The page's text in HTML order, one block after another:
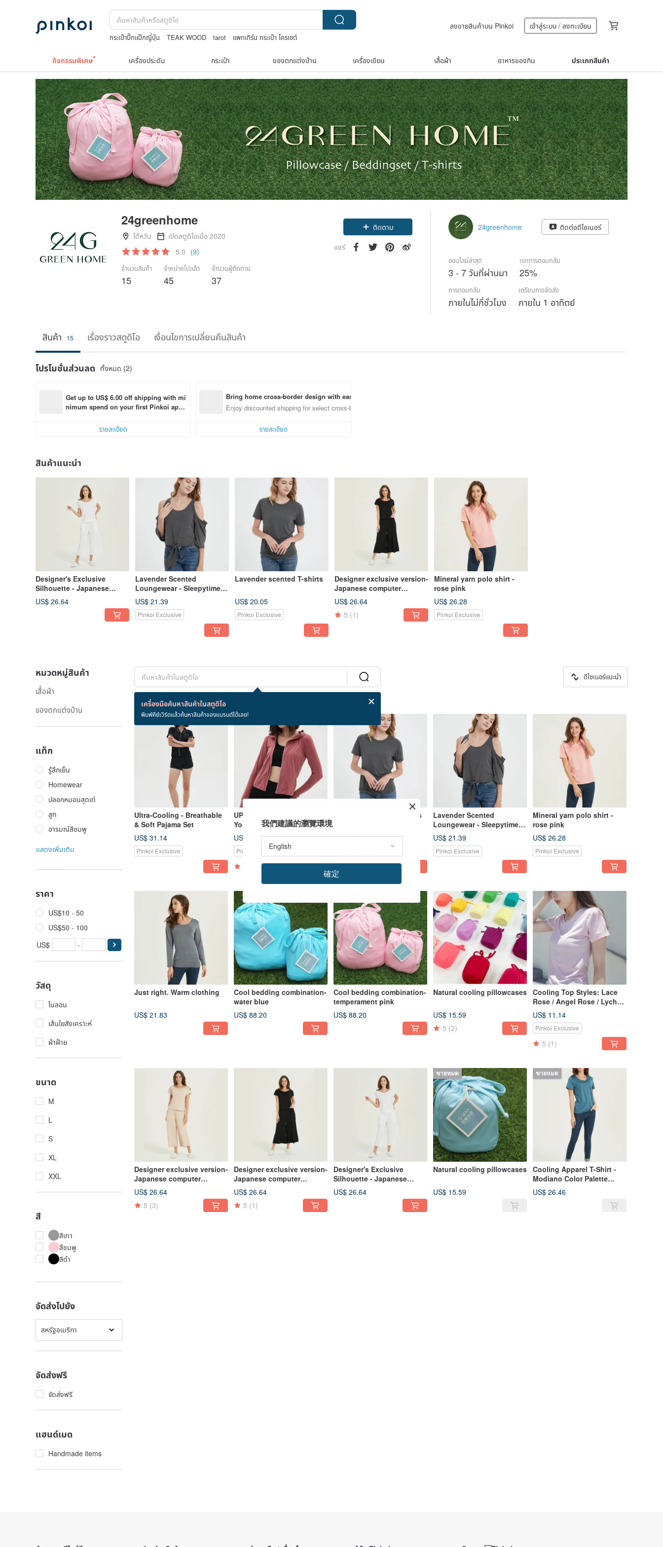
กระเป๋าปิ๊กแป๊กญี่ปุ่น TEAK WOOD tarot
แพทเทิร์น กระเป๋า โครเชต์
ลงขายสินค้าบน Pinkoi เข้าสู่ระบบ / ลงทะเบียน
กิจกรรมพิเศษ เครื่องประดับ กระเป๋า ของตกแต่งบ้าน เครื่องเขียน เสื้อผ้า อาหารของกิน ประเภทสินค้า
24greenhome
ไต้หวัน
เปิดสตูดิโอเมื่อ 2020
5.0 (9)
จำนวนสินค้า
15
จำหน่ายไปแล้ว
45
จำนวนผู้ติดตาม
37
ติดตาม
แชร์
24greenhome ติดต่อดีไซเนอร์
ออนไลน์ล่าสุด
3 - 7 วันที่ผ่านมา
เรทการตอบกลับ
25%
การตอบกลับ
ภายในไม่กี่ชั่วโมง
เตรียมการจัดส่ง
ภายใน 1 อาทิตย์
สินค้า 15 เรื่องราวสตูดิโอ เงื่อนไขการเปลี่ยนคืนสินค้า
โปรโมชั่นส่วนลด ทั้งหมด (2)
Get up to US$ 6.00 off shipping with mi
nimum spend on your first Pinkoi app
รายละเอียด
Bring home cross-border design with ease
Enjoy discounted shipping for select cross-border items
รายละเอียด
สินค้าแนะนำ
Designer's Exclusive
Silhouette - Japanese
Computer Jacquard
Loungewear - Pure White
US$ 26.64
Lavender Scented
Loungewear - Sleepytime
Tie-Front Top / Wearable
Anywhere.
US$ 21.39
Pinkoi Exclusive
Lavender scented T-shirts
US$ 20.05
Pinkoi Exclusive
Designer exclusive version-
Japanese computer
jacquard home wear-wizard
black
US$ 26.64
5 (1)
Mineral yarn polo shirt -
rose pink
US$ 26.28
Pinkoi Exclusive
หมวดหมู่สินค้า
เสื้อผ้า
ของตกแต่งบ้าน
แท็ก
รู้สึกเย็น
Homewear
ปลอกหมอนสุดเท่
สูท
อารมณ์สีชมพู
แสดงเพิ่มเติม
ราคา
US$10 - 50
US$50 - 100
US$
-
วัสดุ
ไนลอน
เส้นใยสังเคราะห์
ผ้าฝ้าย
ขนาด
M
L
S
XL
XXL
สี
สีเทา
สึชมพู
สีดำ
จัดส่งไปยัง
สหรัฐอเมริกา
จัดส่งฟรี
จัดส่งฟรี
แฮนด์เมด
Handmade items
เครื่องมือค้นหาสินค้าในสตูดิโอ
พิมพ์คีย์เวิร์ดแล้วค้นหาสินค้าของแบรนด์ได้เลย!
ดีไซเนอร์แนะนำ
สินค้า 15 ชิ้น
Ultra-Cooling - Breathable
& Soft Pajama Set
US$ 31.14
Pinkoi Exclusive
UPF 50 + Cooling Matte
Yoga Hoodie - White / Dry
rose
US$ 44.10
Pinkoi Exclusive
Lavender scented T-shirts
US$ 20.05
Lavender Scented
Loungewear - Sleepytime
Tie-Front Top / Wearable
Anywhere.
US$ 21.39
Pinkoi Exclusive
Mineral yarn polo shirt -
rose pink
US$ 26.28
Pinkoi Exclusive
Just right. Warm clothing
US$ 21.83
Cool bedding combination-
water blue
US$ 88.20
Cool bedding combination-
temperament pink
US$ 88.20
Natural cooling pillowcases
US$ 15.59
5 (2)
Cooling Top Styles: Lace
Rose / Angel Rose / Lychee
Rose / Shell Powder / Dry
Rose
US$ 11.14
Pinkoi Exclusive
5 (1)
Designer exclusive version-
Japanese computer
jacquard home service-milk
tea color
US$ 26.64
5 (3)
Designer exclusive version-
Japanese computer
jacquard home wear-wizard
black
US$ 26.64
5 (1)
Designer's Exclusive
Silhouette - Japanese
Computer Jacquard
Loungewear - Pure White
US$ 26.64
ขายหมด
Natural cooling pillowcases
US$ 15.59
ขายหมด
Cooling Apparel T-Shirt -
Modiano Color Palette
Custom Dyeing ~ Divine
Grey-Blue - M Size Three-
US$ 26.46
我們建議的瀏覽環境
確定